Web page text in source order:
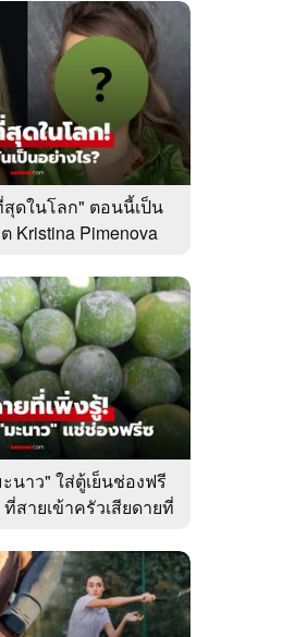
ดในโลก" ตอนนี้เป็น
Kristina Pimenova
นาว" ใส่ตู้เย็นช่องฟรี
สายเข้าครัวเสียดายที่